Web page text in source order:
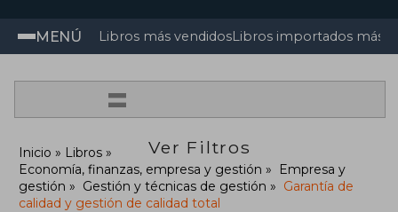
MENÚ Libros más vendidosLibros importados más
=
Ver Filtros
Inicio
Libros
Economía, finanzas, empresa y gestión
Empresa y
gestión
Gestión y técnicas de gestión
Garantía de
calidad y gestión de calidad total